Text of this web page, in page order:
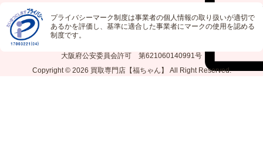
プライバシーマーク制度は事業者の個人情報の取り扱いが適切で
あるかを評価し、基準に適合した事業者にマークの使用を認める
制度です。
大阪府公安委員会許可 第621060140991号
Copyright © 2026 買取専門店【福ちゃん】 All Right Reserved.